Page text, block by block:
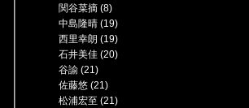
関谷菜摘 (8)
中島隆晴 (19)
西里幸朗 (19)
石井美佳 (20)
谷諭 (21)
佐藤悠 (21)
松浦宏至 (21)